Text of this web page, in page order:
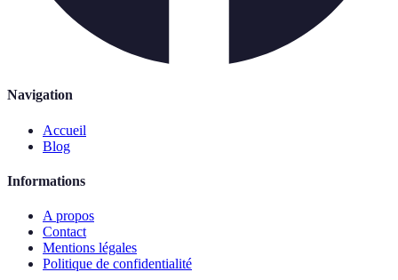
Navigation
Accueil
Blog
Informations
A propos
Contact
Mentions légales
Politique de confidentialité